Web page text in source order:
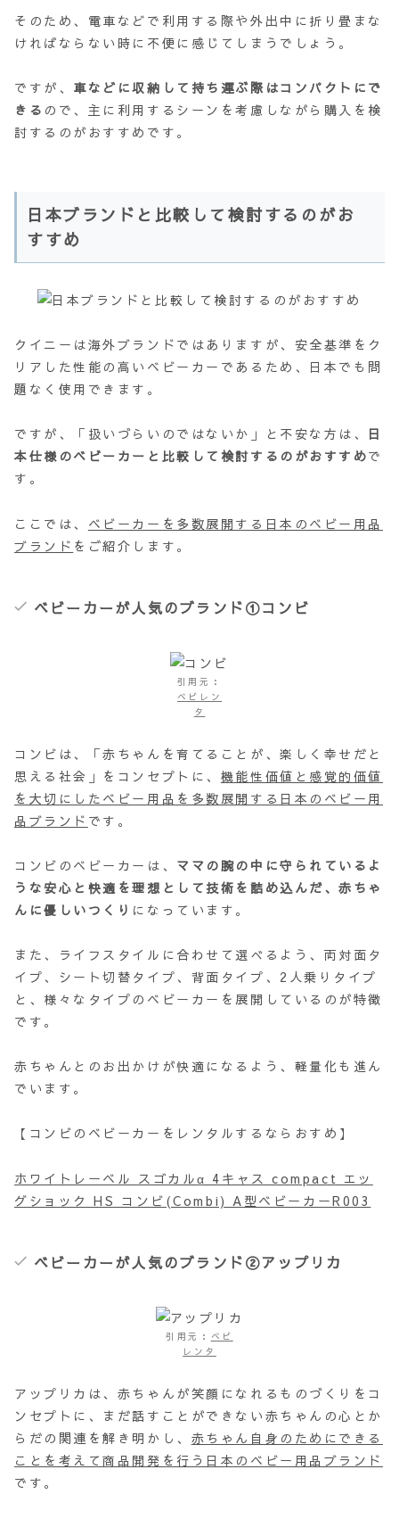
そのため、電車などで利用する際や外出中に折り畳まな
ければならない時に不便に感じてしまうでしょう。
ですが、 車などに収納して持ち運ぶ際はコンパクトにで
きる ので、主に利用するシーンを考慮しながら購入を検
討するのがおすすめです。
日本ブランドと比較して検討するのがお
すすめ
クイニーは海外ブランドではありますが、安全基準をク
リアした性能の高いベビーカーであるため、日本でも問
題なく使用できます。
ですが、「扱いづらいのではないか」と不安な方は、 日
本仕様のベビーカーと比較して検討するのがおすすめで
す。
ここでは、 ベビーカーを多数展開する日本のベビー用品
ブランド をご紹介します。
ベビーカーが人気のブランド①コンビ
引用元：
ベビレン
タ
コンビは、「赤ちゃんを育てることが、楽しく幸せだと
思える社会」をコンセプトに、 機能性価値と感覚的価値
を大切にしたベビー用品を多数展開する日本のベビー用
品ブランド です。
コンビのベビーカーは、 ママの腕の中に守られているよ
うな安心と快適を理想として技術を詰め込んだ、赤ちゃ
んに優しいつくり になっています。
また、ライフスタイルに合わせて選べるよう、両対面タ
イプ、シート切替タイプ、背面タイプ、2人乗りタイプ
と、様々なタイプのベビーカーを展開しているのが特徴
です。
赤ちゃんとのお出かけが快適になるよう、軽量化も進ん
でいます。
【コンビのベビーカーをレンタルするならおすめ】
ホワイトレーベル スゴカルα 4キャス compact エッ
グショック HS コンビ(Combi) A型ベビーカーR003
ベビーカーが人気のブランド②アップリカ
引用元： ベビ
レンタ
アップリカは、赤ちゃんが笑顔になれるものづくりをコ
ンセプトに、まだ話すことができない赤ちゃんの心とか
らだの関連を解き明かし、 赤ちゃん自身のためにできる
ことを考えて商品開発を行う日本のベビー用品ブランド
です。